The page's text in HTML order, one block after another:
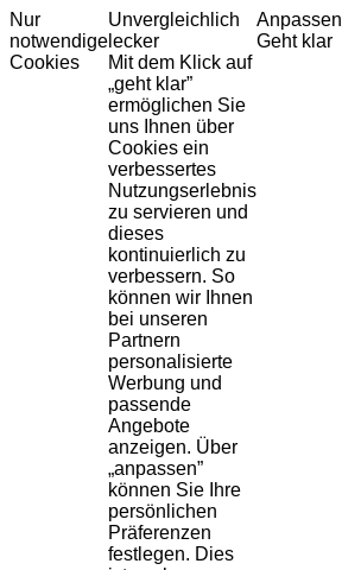
Nur
notwendige
Cookies
Unvergleichlich
lecker
Mit dem Klick auf
„geht klar”
ermöglichen Sie
uns Ihnen über
Cookies ein
verbessertes
Nutzungserlebnis
zu servieren und
dieses
kontinuierlich zu
verbessern. So
können wir Ihnen
bei unseren
Partnern
personalisierte
Werbung und
passende
Angebote
anzeigen. Über
„anpassen”
können Sie Ihre
persönlichen
Präferenzen
festlegen. Dies
Anpassen
Geht klar